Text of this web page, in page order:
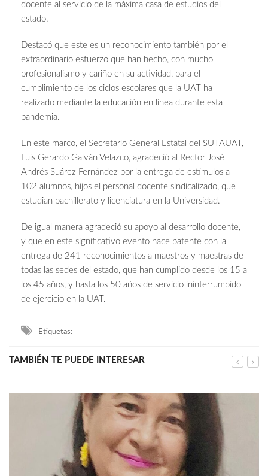
docente al servicio de la máxima casa de estudios del
estado.
Destacó que este es un reconocimiento también por el
extraordinario esfuerzo que han hecho, con mucho
profesionalismo y cariño en su actividad, para el
cumplimiento de los ciclos escolares que la UAT ha
realizado mediante la educación en línea durante esta
pandemia.
En este marco, el Secretario General Estatal del SUTAUAT,
Luis Gerardo Galván Velazco, agradeció al Rector José
Andrés Suárez Fernández por la entrega de estímulos a
102 alumnos, hijos el personal docente sindicalizado, que
estudian bachillerato y licenciatura en la Universidad.
De igual manera agradeció su apoyo al desarrollo docente,
y que en este significativo evento hace patente con la
entrega de 241 reconocimientos a maestros y maestras de
todas las sedes del estado, que han cumplido desde los 15 a
los 45 años, y hasta los 50 años de servicio ininterrumpido
de ejercicio en la UAT.
Etiquetas:
TAMBIÉN TE PUEDE INTERESAR